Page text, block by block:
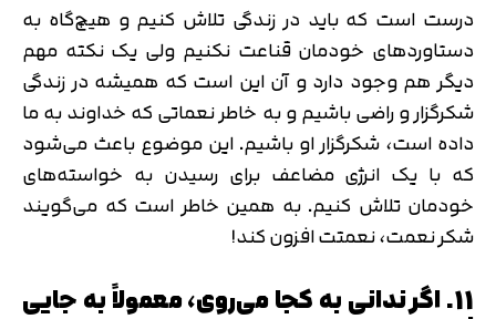
درست است که باید در زندگی تلاش کنیم و هیچ‌گاه به
دستاوردهای خودمان قناعت نکنیم ولی یک نکته مهم
دیگر هم وجود دارد و آن این است که همیشه در زندگی
شکرگزار و راضی باشیم و به خاطر نعماتی که خداوند به ما
داده است، شکرگزار او باشیم. این موضوع باعث می‌شود
که با یک انرژی مضاعف برای رسیدن به خواسته‌های
خودمان تلاش کنیم. به همین خاطر است که می‌گویند
شکر نعمت، نعمتت افزون کند!
11. اگر ندانی به کجا می‌روی، معمولاً به جایی